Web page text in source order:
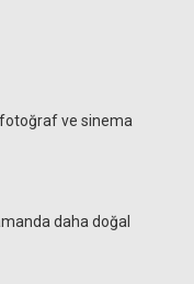
fotoğraf ve sinema
daha doğal